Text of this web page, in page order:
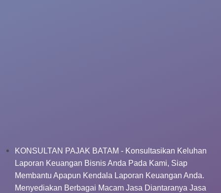
KONSULTAN PAJAK BATAM - Konsultasikan Keluhan
Laporan Keuangan Bisnis Anda Pada Kami, Siap
Membantu Apapun Kendala Laporan Keuangan Anda.
Menyediakan Berbagai Macam Jasa Diantaranya Jasa